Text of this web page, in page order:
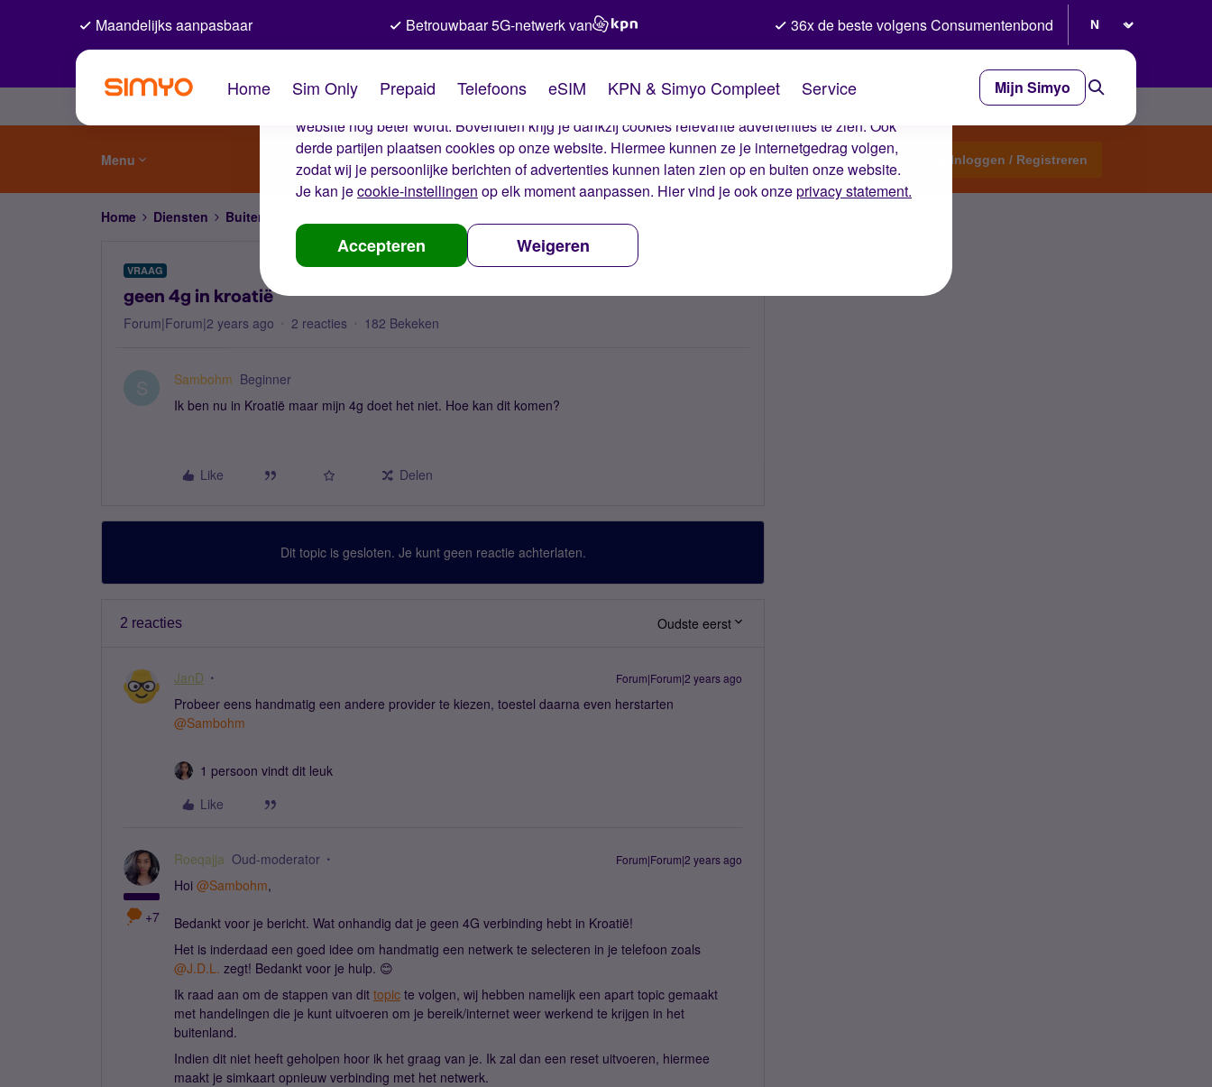
De cookies van Simyo
Wij gebruiken cookies op onze website. Met deze cookies zorgen wij ervoor dat je ervaring op de
website nog beter wordt. Bovendien krijg je dankzij cookies relevante advertenties te zien. Ook
derde partijen plaatsen cookies op onze website. Hiermee kunnen ze je internetgedrag volgen,
zodat wij je persoonlijke berichten of advertenties kunnen laten zien op en buiten onze website.
Je kan jecookie-instellingen op elk moment aanpassen. Hier vind je ook onzeprivacy statement.
Accepteren Weigeren
Maandelijks aanpasbaar Betrouwbaar 5G-netwerk van 36x de beste volgens Consumentenbond
Home Sim Only Prepaid Telefoons eSIM KPN & Simyo Compleet Service Mijn Simyo
Menu Start een topic Inloggen / Registreren
Home Diensten Buitenland
VRAAG
geen 4g in kroatië
Forum|Forum|2 years ago 2 reacties 182 Bekeken
S Sambohm Beginner
Ik ben nu in Kroatië maar mijn 4g doet het niet. Hoe kan dit komen?
Like Delen
Dit topic is gesloten. Je kunt geen reactie achterlaten.
2 reacties Oudste eerst
JanD Forum|Forum|2 years ago
Probeer eens handmatig een andere provider te kiezen, toestel daarna even herstarten
@Sambohm
1 persoon vindt dit leuk
Like
+7
Roeqajja Oud-moderator Forum|Forum|2 years ago
Hoi @Sambohm,
Bedankt voor je bericht. Wat onhandig dat je geen 4G verbinding hebt in Kroatië!
Het is inderdaad een goed idee om handmatig een netwerk te selecteren in je telefoon zoals
@J.D.L. zegt! Bedankt voor je hulp. 😊
Ik raad aan om de stappen van dit topic te volgen, wij hebben namelijk een apart topic gemaakt
met handelingen die je kunt uitvoeren om je bereik/internet weer werkend te krijgen in het
buitenland.
Indien dit niet heeft geholpen hoor ik het graag van je. Ik zal dan een reset uitvoeren, hiermee
maakt je simkaart opnieuw verbinding met het netwerk.